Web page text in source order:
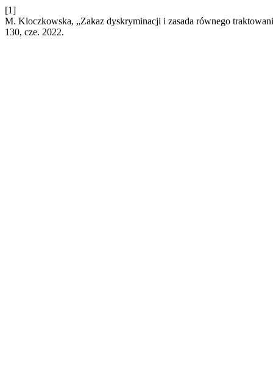
[1]
M. Kloczkowska, „Zakaz dyskryminacji i zasada równego
130, cze. 2022.